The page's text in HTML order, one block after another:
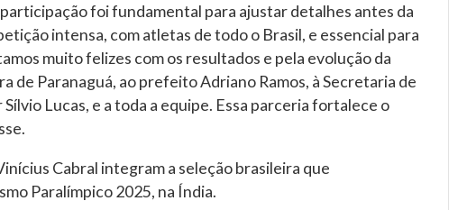
foi fundamental para ajustar detalhes antes da
intensa, com atletas de todo o Brasil, e essencial para
muito felizes com os resultados e pela evolução da
de Paranaguá, ao prefeito Adriano Ramos, à Secretaria de
Lucas, e a toda a equipe. Essa parceria fortalece o
Cabral integram a seleção brasileira que
Paralímpico 2025, na Índia.